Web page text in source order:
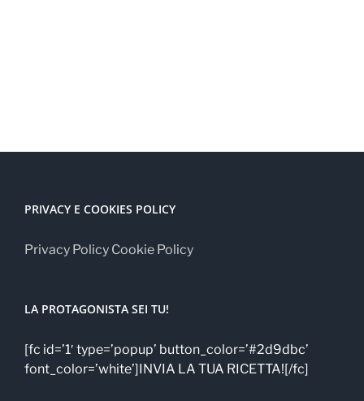
PRIVACY E COOKIES POLICY
Privacy Policy Cookie Policy
LA PROTAGONISTA SEI TU!
[fc id=’1′ type=’popup’ button_color=’#2d9dbc’
font_color=’white’]INVIA LA TUA RICETTA![/fc]